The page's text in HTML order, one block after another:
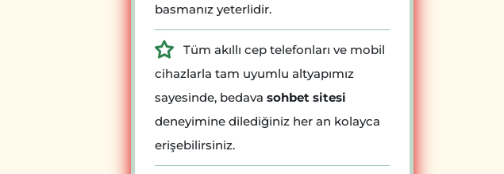
basmanız yeterlidir.
Tüm akıllı cep telefonları ve mobil
cihazlarla tam uyumlu altyapımız
sayesinde, bedava sohbet sitesi
deneyimine dilediğiniz her an kolayca
erişebilirsiniz.